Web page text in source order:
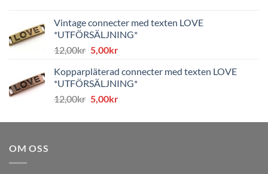
var:
8,00kr.
är:
4,00kr.
Vintage connecter med texten LOVE
*UTFÖRSÄLJNING*
12,00kr Det
priset
var:
12,00kr.
5,00krDet
priset
är:
5,00kr.
Kopparpläterad connecter med texten LOVE
*UTFÖRSÄLJNING*
12,00kr Det
priset
5,00krDet
priset
OM OSS